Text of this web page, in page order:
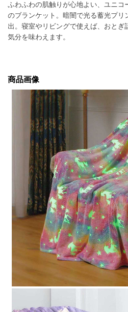
ふわふわの肌触りが心地よい、ユニコ
のブランケット。暗闇で光る蓄光プリ
出。寝室やリビングで使えば、おとぎ
気分を味わえます。
商品画像